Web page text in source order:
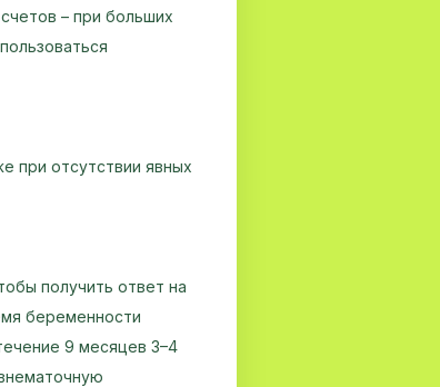
– при больших
при отсутствии явных
получить ответ на
беременности
9 месяцев 3–4